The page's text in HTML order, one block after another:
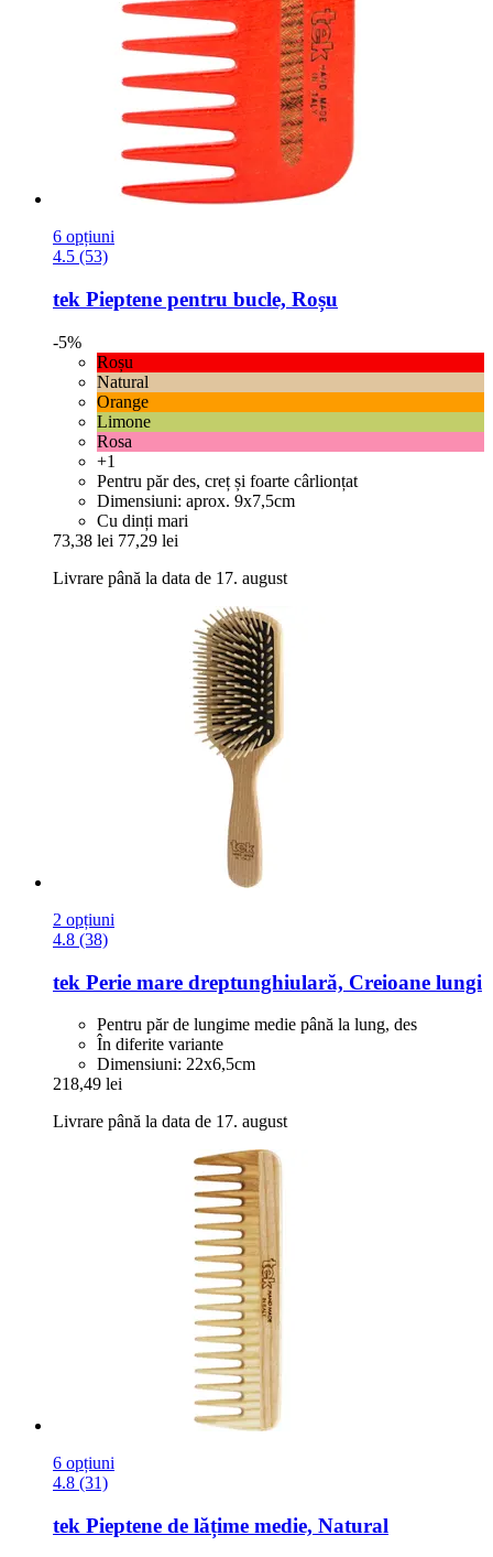
6 opțiuni
4.5 (53)
tek Pieptene pentru bucle, Roșu
-5%
Roșu
Natural
Orange
Limone
Rosa
+1
Pentru păr des, creț și foarte cârlionțat
Dimensiuni: aprox. 9x7,5cm
Cu dinți mari
73,38 lei 77,29 lei
Livrare până la data de 17. august
2 opțiuni
4.8 (38)
tek Perie mare dreptunghiulară, Creioane lungi
Pentru păr de lungime medie până la lung, des
În diferite variante
Dimensiuni: 22x6,5cm
218,49 lei
Livrare până la data de 17. august
6 opțiuni
4.8 (31)
tek Pieptene de lățime medie, Natural